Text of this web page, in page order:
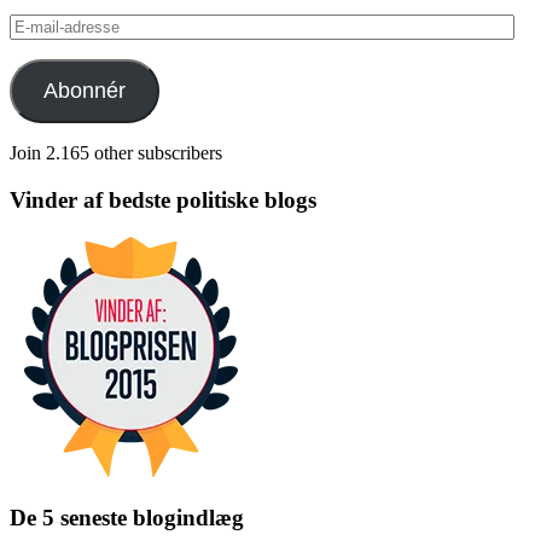
E-
mail-
adresse
Abonnér
Join 2.165 other subscribers
Vinder af bedste politiske blogs
De 5 seneste blogindlæg